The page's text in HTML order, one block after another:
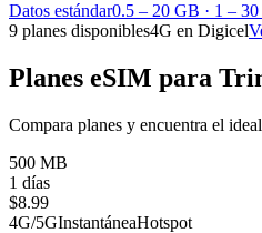
Datos estándar0.5 – 20 GB · 1 – 30
9 planes disponibles4G en Digicel
Planes eSIM para
Compara planes y encuentra el
500 MB
1 días
$8.99
4G/5GInstantáneaHotspot